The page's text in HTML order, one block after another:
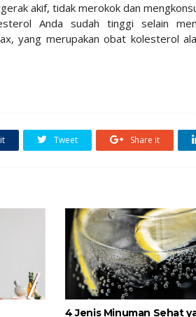
akif, tidak merokok dan
Anda sudah tinggi selain
yang merupakan obat kolesterol
Tweet Share it
4 Jenis Minuman Sehat